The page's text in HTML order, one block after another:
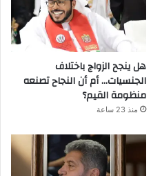
هل ينجح الزواج باختلاف
الجنسيات… أم أن النجاح تصنعه
منظومة القيم؟
منذ 23 ساعة